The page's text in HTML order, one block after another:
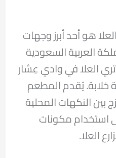
هو أحد أبرز وجهات
العربية السعودية
العلا في وادي عِشار
خلابة. يُقدم المطعم
النكهات المحلية
استخدام مكونات
العلا.